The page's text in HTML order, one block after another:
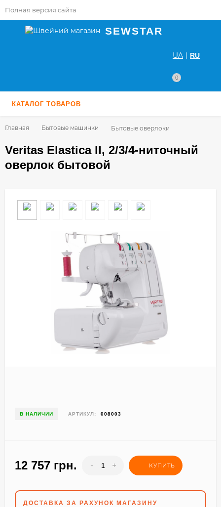
Полная версия сайта
UA | RU
0
SEWSTAR
КАТАЛОГ ТОВАРОВ
Главная Бытовые машинки Бытовые оверлоки
Veritas Elastica II, 2/3/4-ниточный
оверлок бытовой
В НАЛИЧИИ АРТИКУЛ: 008003
12 757 грн. - + КУПИТЬ
ДОСТАВКА ЗА РАХУНОК МАГАЗИНУ